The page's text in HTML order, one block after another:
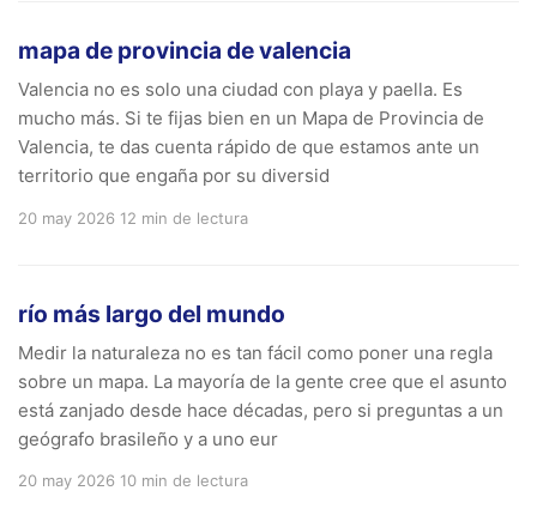
mapa de provincia de valencia
Valencia no es solo una ciudad con playa y paella. Es
mucho más. Si te fijas bien en un Mapa de Provincia de
Valencia, te das cuenta rápido de que estamos ante un
territorio que engaña por su diversid
20 may 2026 12 min de lectura
río más largo del mundo
Medir la naturaleza no es tan fácil como poner una regla
sobre un mapa. La mayoría de la gente cree que el asunto
está zanjado desde hace décadas, pero si preguntas a un
geógrafo brasileño y a uno eur
20 may 2026 10 min de lectura